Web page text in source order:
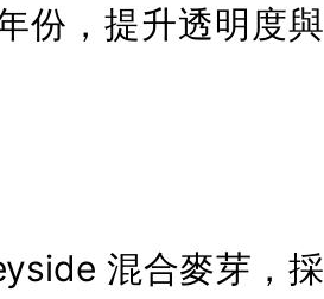
份，提升透明度與
混合麥芽，採